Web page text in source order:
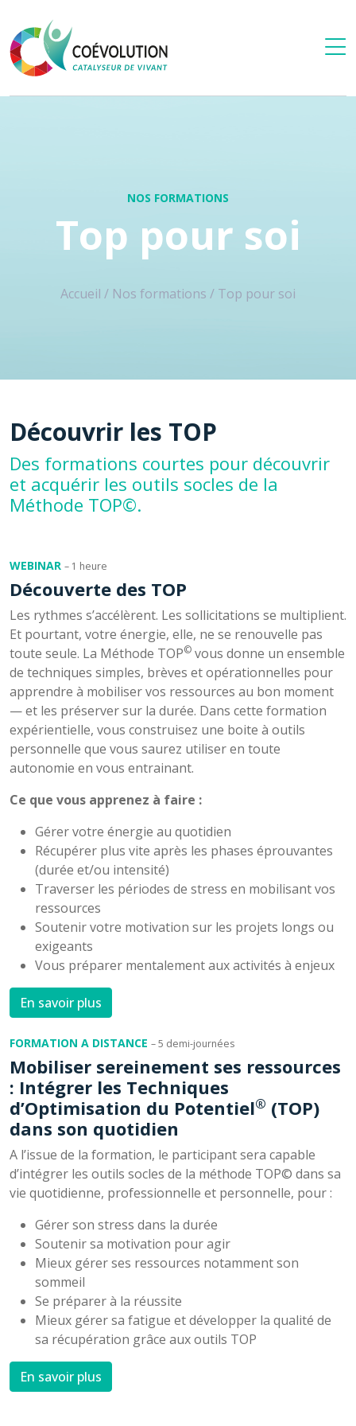
NOS FORMATIONS
Top pour soi
Accueil / Nos formations / Top pour soi
Découvrir les TOP
Des formations courtes pour découvrir
et acquérir les outils socles de la
Méthode TOP©.
WEBINAR – 1 heure
Découverte des TOP
Les rythmes s’accélèrent. Les sollicitations se multiplient.
Et pourtant, votre énergie, elle, ne se renouvelle pas
toute seule. La Méthode TOP© vous donne un ensemble
de techniques simples, brèves et opérationnelles pour
apprendre à mobiliser vos ressources au bon moment
— et les préserver sur la durée. Dans cette formation
expérientielle, vous construisez une boite à outils
personnelle que vous saurez utiliser en toute
autonomie en vous entrainant.
Ce que vous apprenez à faire :
Gérer votre énergie au quotidien
Récupérer plus vite après les phases éprouvantes
(durée et/ou intensité)
Traverser les périodes de stress en mobilisant vos
ressources
Soutenir votre motivation sur les projets longs ou
exigeants
Vous préparer mentalement aux activités à enjeux
En savoir plus
FORMATION A DISTANCE – 5 demi-journées
Mobiliser sereinement ses ressources
: Intégrer les Techniques
d’Optimisation du Potentiel® (TOP)
dans son quotidien
A l’issue de la formation, le participant sera capable
d’intégrer les outils socles de la méthode TOP© dans sa
vie quotidienne, professionnelle et personnelle, pour :
Gérer son stress dans la durée
Soutenir sa motivation pour agir
Mieux gérer ses ressources notamment son
sommeil
Se préparer à la réussite
Mieux gérer sa fatigue et développer la qualité de
sa récupération grâce aux outils TOP
En savoir plus